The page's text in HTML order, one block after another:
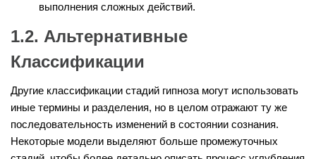
выполнения сложных действий.
1.2. Альтернативные
Классификации
Другие классификации стадий гипноза могут использовать
иные термины и разделения, но в целом отражают ту же
последовательность изменений в состоянии сознания.
Некоторые модели выделяют больше промежуточных